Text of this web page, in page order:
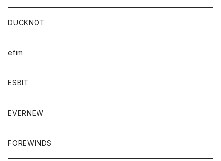
DUCKNOT
efim
ESBIT
EVERNEW
FOREWINDS